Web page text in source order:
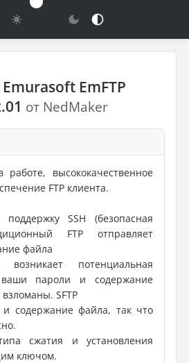
EmFTP
от NedMaker
работе, высококачественное
FTP клиента.
поддержку SSH (безопасная
FTP отправляет
файла
потенциальная
пароли и содержание
SFTP
содержание файла, так что
сжатия и установления
ключом.